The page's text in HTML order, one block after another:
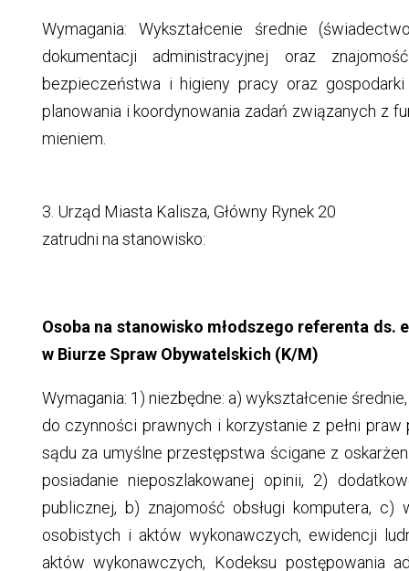
Wymagania: Wykształcenie średnie
dokumentacji administracyjnej oraz
bezpieczeństwa i higieny pracy oraz
planowania i koordynowania zadań związanych z
mieniem.
3. Urząd Miasta Kalisza, Główny Rynek 20
zatrudni na stanowisko:
Osoba na stanowisko młodszego referenta
w Biurze Spraw Obywatelskich (K/M)
Wymagania: 1) niezbędne: a) wykształcenie
do czynności prawnych i korzystanie z pełni
sądu za umyślne przestępstwa ścigane z
posiadanie nieposzlakowanej opinii, 2)
publicznej, b) znajomość obsługi komputera,
osobistych i aktów wykonawczych, ewidencji
aktów wykonawczych, Kodeksu postępowania